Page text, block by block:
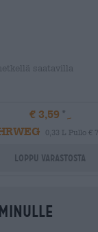
saatavilla
€ 3,59
0,33 L Pullo €
Loppu varastosta